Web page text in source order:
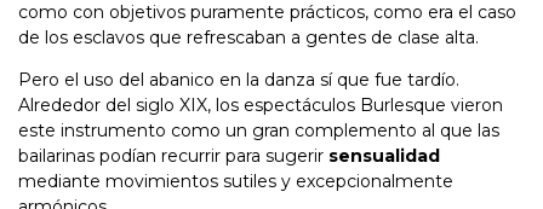
como con objetivos puramente prácticos, como era el caso
de los esclavos que refrescaban a gentes de clase alta.
Pero el uso del abanico en la danza sí que fue tardío.
Alrededor del siglo XIX, los espectáculos Burlesque vieron
este instrumento como un gran complemento al que las
bailarinas podían recurrir para sugerir sensualidad
mediante movimientos sutiles y excepcionalmente